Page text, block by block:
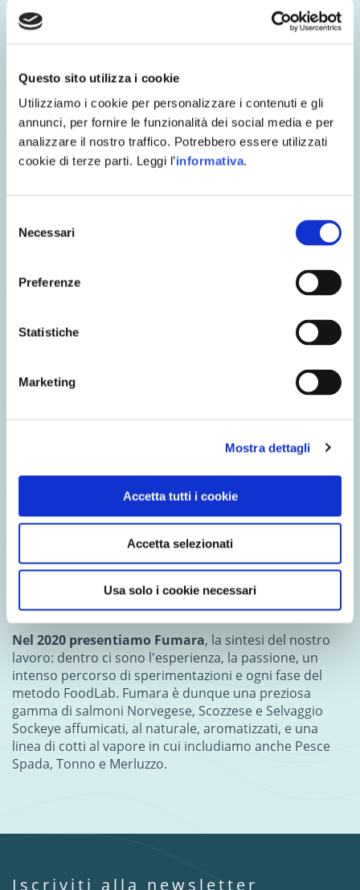
Questo sito utilizza i cookie
Utilizziamo i cookie per personalizzare i contenuti e gli
annunci, per fornire le funzionalità dei social media e per
analizzare il nostro traffico. Potrebbero essere utilizzati
cookie di terze parti. Leggi l’informativa.
delNecessari
Preferenze
Statistiche
Marketing
Mostra dettagli
Accetta tutti i cookie
Accetta selezionati
Usa solo i cookie necessari
È per loro che lo chef cucina e
costruisce un forno
per ottenere un'affumicatura diversa da tutte
gusto rotondo, italiano. Stellato.
La ricerca d’eccellenza si fa poi impresainsieme con i
fratelli di Gianpaolo, Francesco ed Elisabetta, e nulla è
cambiato da allora: ogni volta che un Fumara viene
lavorato, affumicato, servito, è come se fosse destinato
Il Percorso
In25 anninoi di FoodLab abbiamoaffinato il metodo
per ottenere un salmone affumicato dal gusto e
dei mari del Nord e lo lavoriamo artigianalmente, alla
ricerca del perfetto equilibrio che sappia esaltarne
sapore e texture.
Nel 2020 presentiamo Fumara, la sintesi del nostro
lavoro: dentro ci sono l'esperienza, la passione, un
intenso percorso di sperimentazioni e ogni fase del
metodo FoodLab. Fumara è dunque una preziosa
gamma di salmoni Norvegese, Scozzese e Selvaggio
Sockeye affumicati, al naturale, aromatizzati, e una
linea di cotti al vapore in cui includiamo anche Pesce
Spada, Tonno e Merluzzo.
Iscriviti alla newsletter